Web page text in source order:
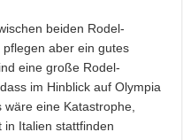
beiden Rodel-
pflegen aber ein gutes
eine große Rodel-
im Hinblick auf Olympia
eine Katastrophe,
in Italien stattfinden